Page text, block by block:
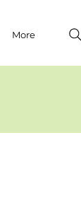
More